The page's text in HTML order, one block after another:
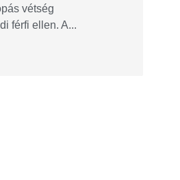
vétség
férfi ellen. A...